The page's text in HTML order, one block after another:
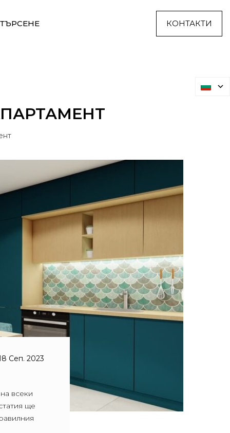
ТЪРСЕНЕ КОНТАКТИ
Сеп. 2023
всеки
ще